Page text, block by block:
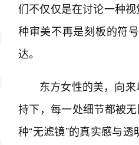
们不仅仅是在讨论一种
种审美不再是刻板的符
达。
东方女性的美，向
持下，每一处细节都被
种“无滤镜”的真实感与